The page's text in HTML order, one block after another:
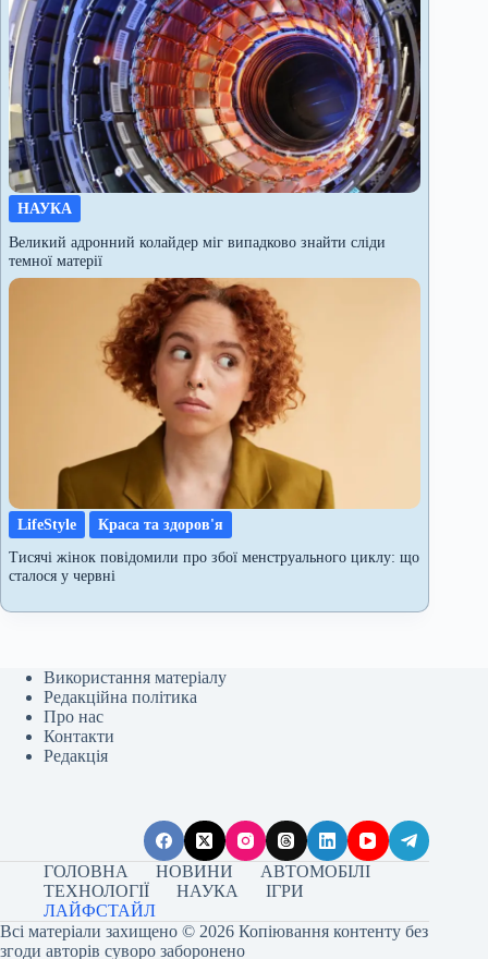
НАУКА
Великий адронний колайдер міг випадково знайти сліди
темної матерії
LifeStyle
Краса та здоров'я
Тисячі жінок повідомили про збої менструального циклу: що
сталося у червні
Використання матеріалу
Редакційна політика
Про нас
Контакти
Редакція
ГОЛОВНА НОВИНИ
АВТОМОБІЛІ
ТЕХНОЛОГІЇ
НАУКА
ІГРИ
ЛАЙФСТАЙЛ
Всі матеріали захищено © 2026 Копіювання контенту без
згоди авторів суворо заборонено